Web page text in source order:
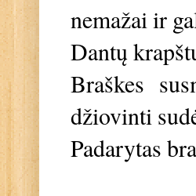
nemažai ir
Dantų
Braškes
džiovinti
Padarytas